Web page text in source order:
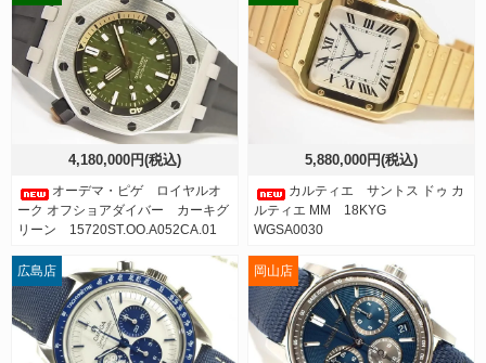
4,180,000円(税込)
オーデマ・ピゲ ロイヤルオ
ーク オフショアダイバー カーキグ
リーン 15720ST.OO.A052CA.01
5,880,000円(税込)
カルティエ サントス ドゥ カ
ルティエ MM 18KYG
WGSA0030
広島店 岡山店